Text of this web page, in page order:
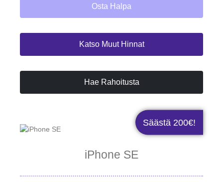
Osta Halpa
Katso Muut Hinnat
Hae Rahoitusta
Säästä 200€!
iPhone SE